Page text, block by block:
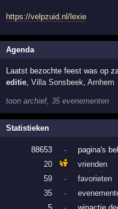
https://velpzuid.nl/lexie
Agenda
Laatst bezochte feest was op
editie ,Villa Sonsbeek ,Arnhem
toon archief, 35 evenementen
Statistieken
88653 ·
pagina's
20
vrienden
59
·
favorieten
35
·